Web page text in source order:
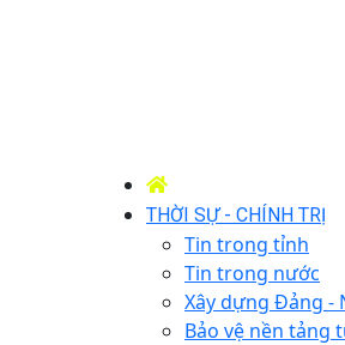
THỜI SỰ - CHÍNH TRỊ
Tin trong tỉnh
Tin trong nước
Xây dựng Đảng -
Bảo vệ nền tảng